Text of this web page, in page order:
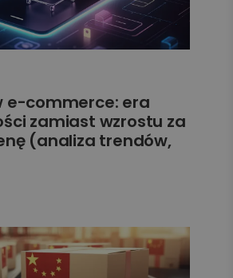
e-commerce: era
zamiast wzrostu za
(analiza trendów,